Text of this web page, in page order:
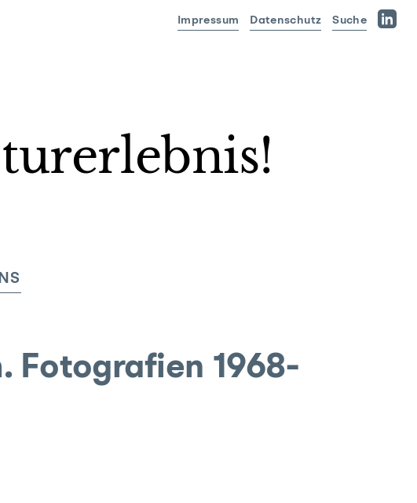
Impressum Datenschutz
Suche
Fotografien 1968-